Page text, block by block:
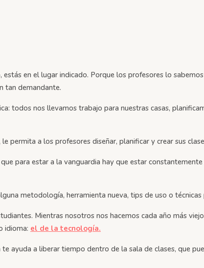
en el lugar indicado. Porque los profesores lo
tan demandante.
todos nos llevamos trabajo para nuestras casas,
permita a los profesores diseñar, planificar y crear sus
para estar a la vanguardia hay que estar
metodología, herramienta nueva, tips de uso o
Mientras nosotros nos hacemos cada año más
idioma: el de la tecnología.
a liberar tiempo dentro de la sala de clases, que